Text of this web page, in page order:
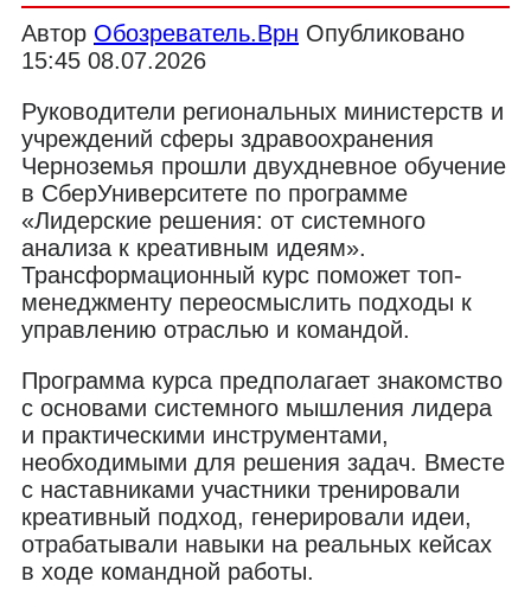
Автор Обозреватель.Врн Опубликовано
15:45 08.07.2026
Руководители региональных министерств и
учреждений сферы здравоохранения
Черноземья прошли двухдневное обучение
в СберУниверситете по программе
«Лидерские решения: от системного
анализа к креативным идеям».
Трансформационный курс поможет топ-
менеджменту переосмыслить подходы к
управлению отраслью и командой.
Программа курса предполагает знакомство
с основами системного мышления лидера
и практическими инструментами,
необходимыми для решения задач. Вместе
с наставниками участники тренировали
креативный подход, генерировали идеи,
отрабатывали навыки на реальных кейсах
в ходе командной работы.